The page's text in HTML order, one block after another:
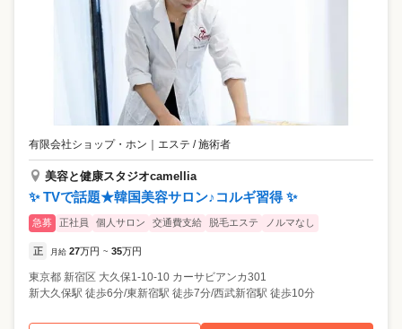
有限会社ショップ・ホン ｜ エステ / 施術者
美容と健康スタジオcamellia
✨ TVで話題★韓国美容サロン♪コルギ習得 ✨
急募 正社員 個人サロン 交通費支給 脱毛エステ ノルマなし
正 月給 27万円 ~ 35万円
東京都 新宿区 大久保1-10-10 カーサビアンカ301
新大久保駅 徒歩6分/東新宿駅 徒歩7分/西武新宿駅 徒歩10分